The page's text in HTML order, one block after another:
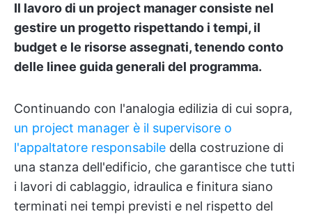
Il lavoro di un project manager consiste nel
gestire un progetto rispettando i tempi, il
budget e le risorse assegnati, tenendo conto
delle linee guida generali del programma.
Continuando con l'analogia edilizia di cui sopra,
un project manager è il supervisore o
l'appaltatore responsabile della costruzione di
una stanza dell'edificio, che garantisce che tutti
i lavori di cablaggio, idraulica e finitura siano
terminati nei tempi previsti e nel rispetto del